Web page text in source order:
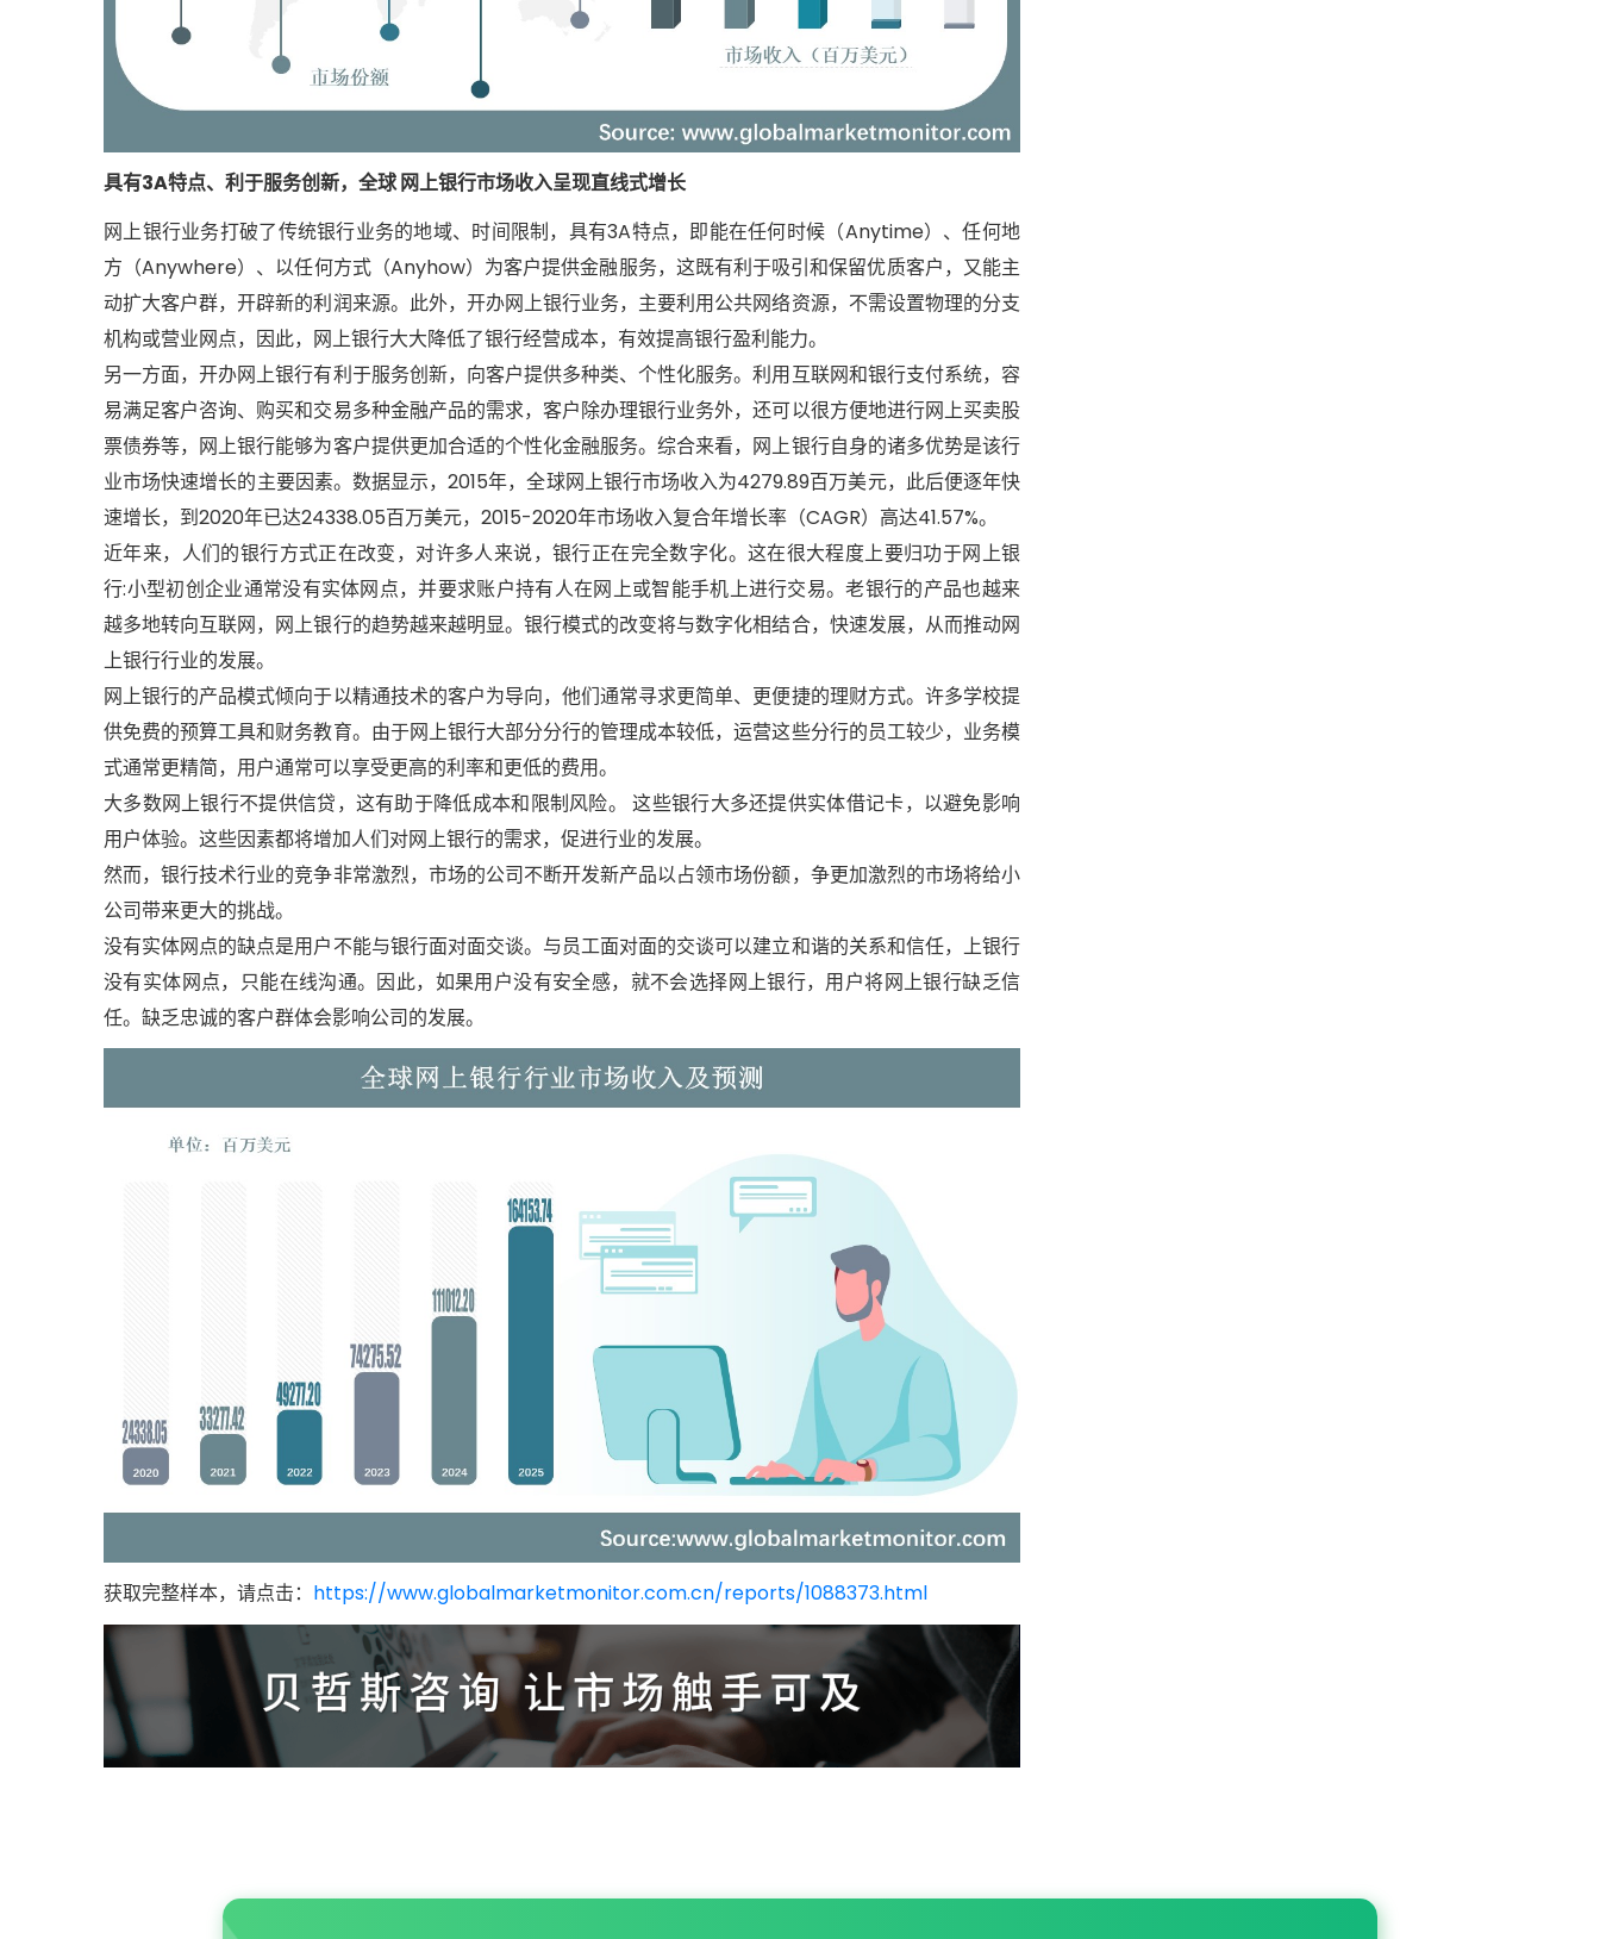
具有3A特点、利于服务创新，全球 网上银行市场收入呈现直线式增长
网上银行业务打破了传统银行业务的地域、时间限制，具有3A特点，即能在任何时候（Anytime）、任何地
方（Anywhere）、以任何方式（Anyhow）为客户提供金融服务，这既有利于吸引和保留优质客户，又能主
动扩大客户群，开辟新的利润来源。此外，开办网上银行业务，主要利用公共网络资源，不需设置物理的分支
机构或营业网点，因此，网上银行大大降低了银行经营成本，有效提高银行盈利能力。
另一方面，开办网上银行有利于服务创新，向客户提供多种类、个性化服务。利用互联网和银行支付系统，容
易满足客户咨询、购买和交易多种金融产品的需求，客户除办理银行业务外，还可以很方便地进行网上买卖股
票债券等，网上银行能够为客户提供更加合适的个性化金融服务。综合来看，网上银行自身的诸多优势是该行
业市场快速增长的主要因素。数据显示，2015年，全球网上银行市场收入为4279.89百万美元，此后便逐年快
速增长，到2020年已达24338.05百万美元，2015-2020年市场收入复合年增长率（CAGR）高达41.57%。
近年来，人们的银行方式正在改变，对许多人来说，银行正在完全数字化。这在很大程度上要归功于网上银
行:小型初创企业通常没有实体网点，并要求账户持有人在网上或智能手机上进行交易。老银行的产品也越来
越多地转向互联网，网上银行的趋势越来越明显。银行模式的改变将与数字化相结合，快速发展，从而推动网
上银行行业的发展。
网上银行的产品模式倾向于以精通技术的客户为导向，他们通常寻求更简单、更便捷的理财方式。许多学校提
供免费的预算工具和财务教育。由于网上银行大部分分行的管理成本较低，运营这些分行的员工较少，业务模
式通常更精简，用户通常可以享受更高的利率和更低的费用。
大多数网上银行不提供信贷，这有助于降低成本和限制风险。 这些银行大多还提供实体借记卡，以避免影响
用户体验。这些因素都将增加人们对网上银行的需求，促进行业的发展。
然而，银行技术行业的竞争非常激烈，市场的公司不断开发新产品以占领市场份额，争更加激烈的市场将给小
公司带来更大的挑战。
没有实体网点的缺点是用户不能与银行面对面交谈。与员工面对面的交谈可以建立和谐的关系和信任，上银行
没有实体网点，只能在线沟通。因此，如果用户没有安全感，就不会选择网上银行，用户将网上银行缺乏信
任。缺乏忠诚的客户群体会影响公司的发展。
获取完整样本，请点击： https://www.globalmarketmonitor.com.cn/reports/1088373.html